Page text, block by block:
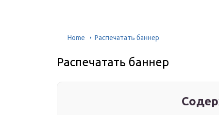
Home Распечатать баннер
Распечатать баннер